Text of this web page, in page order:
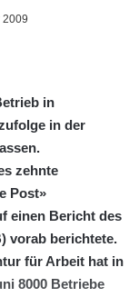
2009
in
in der
zehnte
Post»
einen Bericht des
vorab berichtete.
für Arbeit hat in
8000 Betriebe